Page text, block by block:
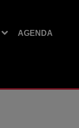
AGENDA